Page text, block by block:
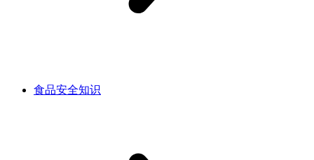
食品安全知识